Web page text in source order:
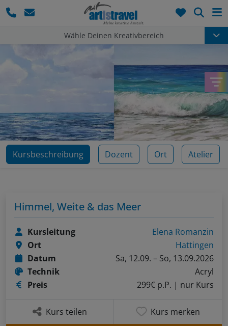
Wähle Deinen Kreativbereich
Kursbeschreibung Dozent Ort Atelier
Himmel, Weite & das Meer
Kursleitung
Elena Romanzin
Ort
Hattingen
Datum
Sa, 12.09. – So, 13.09.2026
Technik
Acryl
Preis
299€ p.P. | nur Kurs
Kurs teilen Kurs merken